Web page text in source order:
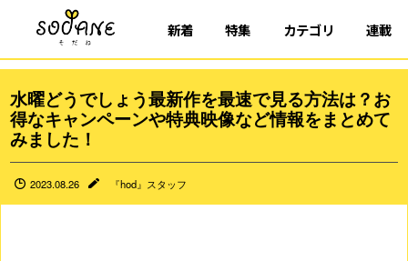
新着 特集 カテゴリ 連載
水曜どうでしょう最新作を最速で見る方法は？お
得なキャンペーンや特典映像など情報をまとめて
みました！
2023.08.26 『hod』スタッフ